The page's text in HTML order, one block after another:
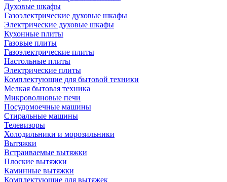
Духовые шкафы
Газоэлектрические духовые шкафы
Электрические духовые шкафы
Кухонные плиты
Газовые плиты
Газоэлектрические плиты
Настольные плиты
Электрические плиты
Комплектующие для бытовой техники
Мелкая бытовая техника
Микроволновые печи
Посудомоечные машины
Стиральные машины
Телевизоры
Холодильники и морозильники
Вытяжки
Встраиваемые вытяжки
Плоские вытяжки
Каминные вытяжки
Комплектующие для вытяжек